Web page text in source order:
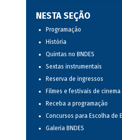
NESTA SEÇÃO
Programação
História
Quintas no BNDES
Sextas instrumentais
Reserva de ingressos
Filmes e festivais de cinema
Receba a programação
Concursos para Escolha de
Galeria BNDES